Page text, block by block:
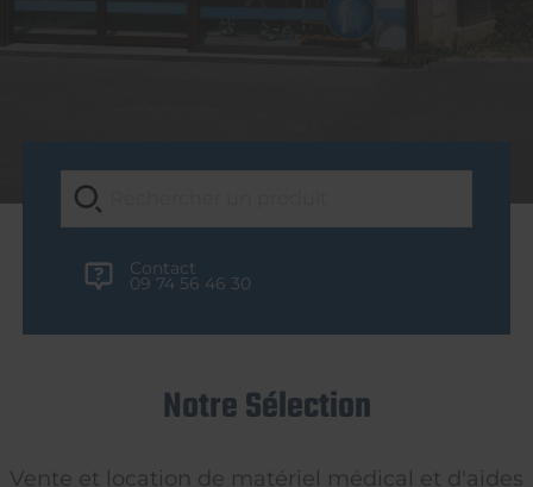
Contact
09 74 56 46 30
Notre Sélection
Vente et location de matériel médical et d'aides